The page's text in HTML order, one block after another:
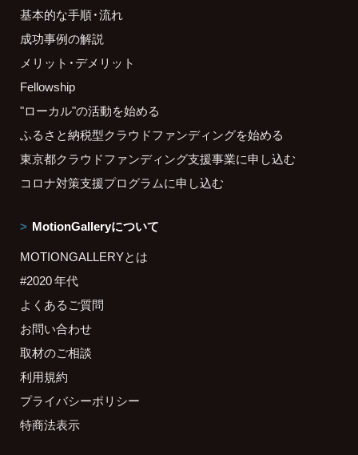
基本的な手順・流れ
成功事例の解説
メリット・デメリット
Fellowship
"ローカル"の活動を始める
ふるさと納税型クラウドファンディングを始める
東京都クラウドファンディング支援事業に申し込む
コロナ対策支援プログラムに申し込む
MotionGalleryについて
MOTIONGALLERYとは
#2020 年代
よくあるご質問
お問い合わせ
取材のご相談
利用規約
プライバシーポリシー
特商法表示